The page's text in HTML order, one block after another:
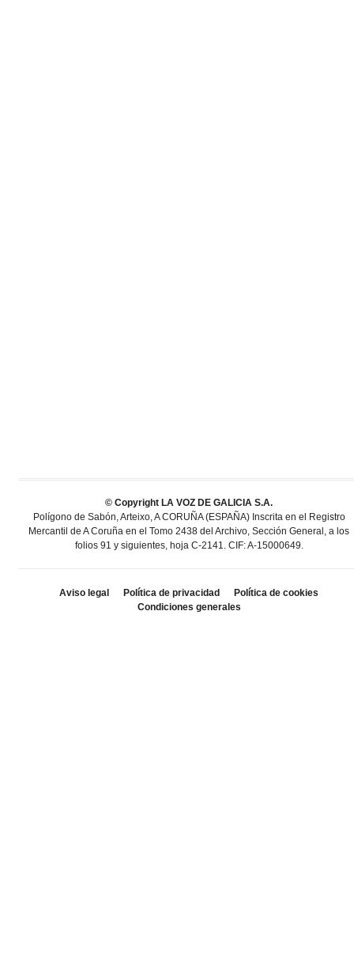
© Copyright LA VOZ DE GALICIA S.A.
Polígono de Sabón, Arteixo, A CORUÑA (ESPAÑA) Inscrita en el Registro
Mercantil de A Coruña en el Tomo 2438 del Archivo, Sección General, a los
folios 91 y siguientes, hoja C-2141. CIF: A-15000649.
Aviso legal Política de privacidad
Política de cookies
Condiciones generales